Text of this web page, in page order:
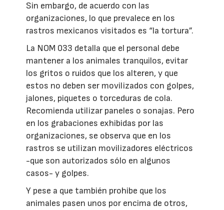
Sin embargo, de acuerdo con las
organizaciones, lo que prevalece en los
rastros mexicanos visitados es “la tortura”.
La NOM 033 detalla que el personal debe
mantener a los animales tranquilos, evitar
los gritos o ruidos que los alteren, y que
estos no deben ser movilizados con golpes,
jalones, piquetes o torceduras de cola.
Recomienda utilizar paneles o sonajas. Pero
en los grabaciones exhibidas por las
organizaciones, se observa que en los
rastros se utilizan movilizadores eléctricos
-que son autorizados sólo en algunos
casos- y golpes.
Y pese a que también prohibe que los
animales pasen unos por encima de otros,